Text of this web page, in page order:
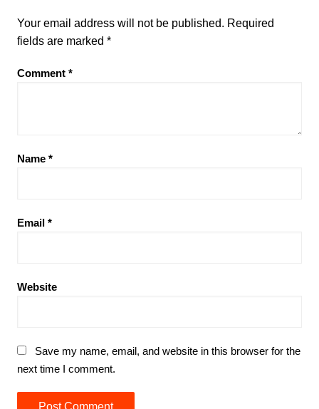
Your email address will not be published. Required
fields are marked *
Comment *
Name *
Email *
Website
Save my name, email, and website in this browser for the
next time I comment.